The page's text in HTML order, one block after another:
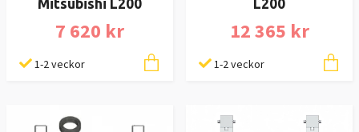
Mitsubishi L200
7 620 kr
1-2 veckor
L200
12 365 kr
1-2 veckor